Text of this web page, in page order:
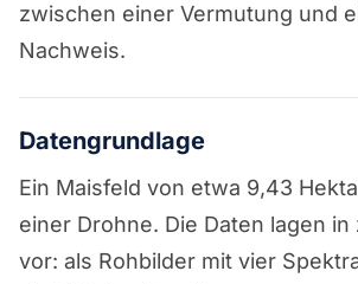
zwischen einer Vermutung und
Nachweis.
Datengrundlage
Ein Maisfeld von etwa 9,43
einer Drohne. Die Daten lagen in
vor: als Rohbilder mit vier